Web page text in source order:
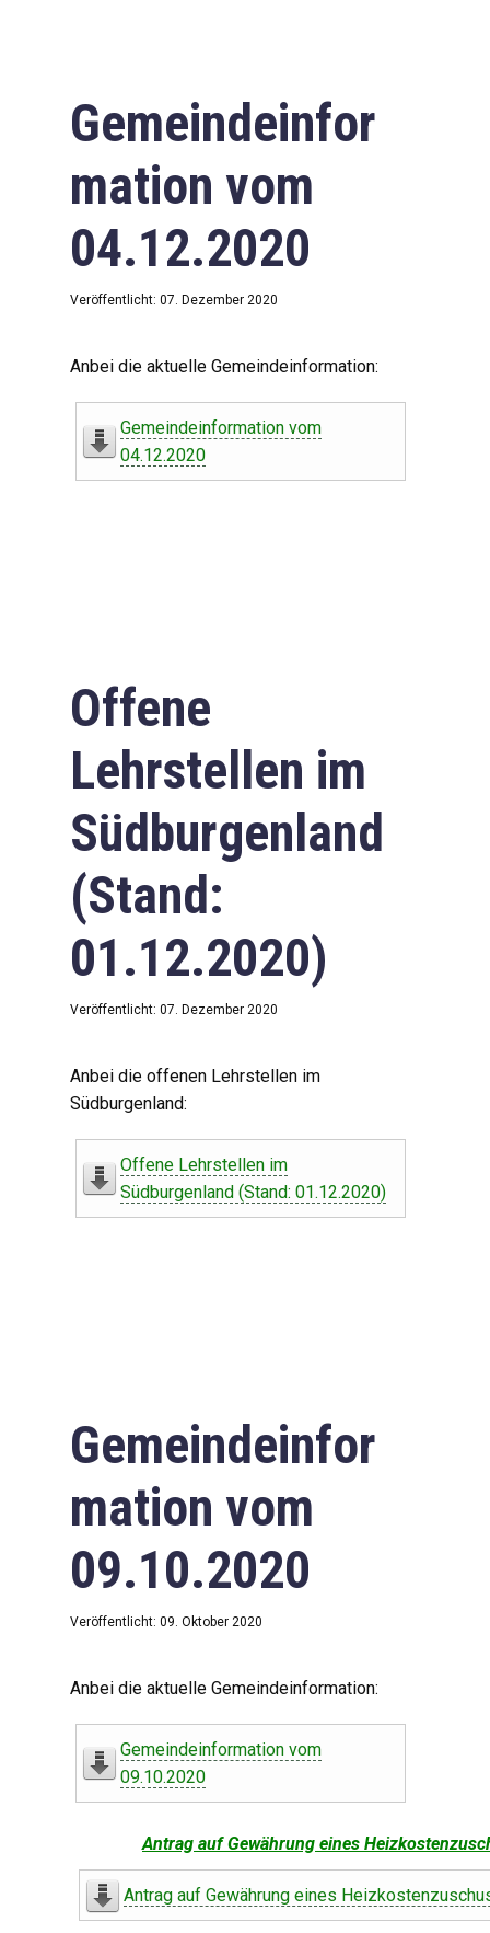
Gemeindeinfor
mation vom
04.12.2020
Veröffentlicht: 07. Dezember 2020
Anbei die aktuelle Gemeindeinformation:
Gemeindeinformation vom
04.12.2020
Offene
Lehrstellen im
Südburgenland
(Stand:
01.12.2020)
Veröffentlicht: 07. Dezember 2020
Anbei die offenen Lehrstellen im
Südburgenland:
Offene Lehrstellen im
Südburgenland (Stand: 01.12.2020)
Gemeindeinfor
mation vom
09.10.2020
Veröffentlicht: 09. Oktober 2020
Anbei die aktuelle Gemeindeinformation:
Gemeindeinformation vom
09.10.2020
Antrag auf Gewährung eines
Antrag auf Gewährung eines